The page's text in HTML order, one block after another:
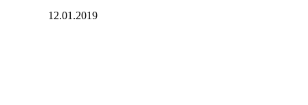
12.01.2019